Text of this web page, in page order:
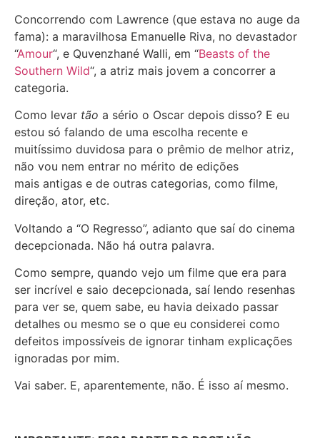
Concorrendo com Lawrence (que estava no auge da
fama): a maravilhosa Emanuelle Riva, no devastador
“Amour“, e Quvenzhané Walli, em “Beasts of the
Southern Wild“, a atriz mais jovem a concorrer a
categoria.
Como levar tão a sério o Oscar depois disso? E eu
estou só falando de uma escolha recente e
muitíssimo duvidosa para o prêmio de melhor atriz,
não vou nem entrar no mérito de edições
mais antigas e de outras categorias, como filme,
direção, ator, etc.
Voltando a “O Regresso”, adianto que saí do cinema
decepcionada. Não há outra palavra.
Como sempre, quando vejo um filme que era para
ser incrível e saio decepcionada, saí lendo resenhas
para ver se, quem sabe, eu havia deixado passar
detalhes ou mesmo se o que eu considerei como
defeitos impossíveis de ignorar tinham explicações
ignoradas por mim.
Vai saber. E, aparentemente, não. É isso aí mesmo.